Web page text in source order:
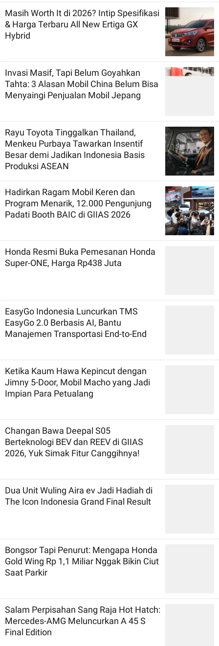
Masih Worth It di 2026? Intip Spesifikasi
& Harga Terbaru All New Ertiga GX
Hybrid
Invasi Masif, Tapi Belum Goyahkan
Tahta: 3 Alasan Mobil China Belum Bisa
Menyaingi Penjualan Mobil Jepang
Rayu Toyota Tinggalkan Thailand,
Menkeu Purbaya Tawarkan Insentif
Besar demi Jadikan Indonesia Basis
Produksi ASEAN
Hadirkan Ragam Mobil Keren dan
Program Menarik, 12.000 Pengunjung
Padati Booth BAIC di GIIAS 2026
Honda Resmi Buka Pemesanan Honda
Super-ONE, Harga Rp438 Juta
EasyGo Indonesia Luncurkan TMS
EasyGo 2.0 Berbasis AI, Bantu
Manajemen Transportasi End-to-End
Ketika Kaum Hawa Kepincut dengan
Jimny 5-Door, Mobil Macho yang Jadi
Impian Para Petualang
Changan Bawa Deepal S05
Berteknologi BEV dan REEV di GIIAS
2026, Yuk Simak Fitur Canggihnya!
Dua Unit Wuling Aira ev Jadi Hadiah di
The Icon Indonesia Grand Final Result
Bongsor Tapi Penurut: Mengapa Honda
Gold Wing Rp 1,1 Miliar Nggak Bikin Ciut
Saat Parkir
Salam Perpisahan Sang Raja Hot Hatch:
Mercedes-AMG Meluncurkan A 45 S
Final Edition